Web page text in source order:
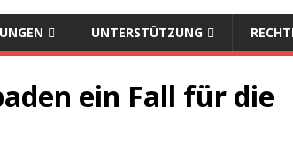
UNTERSTÜTZUNG
ein Fall für die